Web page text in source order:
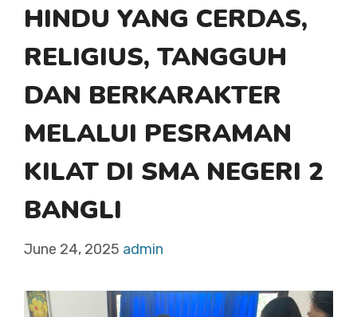
HINDU YANG CERDAS,
RELIGIUS, TANGGUH
DAN BERKARAKTER
MELALUI PESRAMAN
KILAT DI SMA NEGERI 2
BANGLI
June 24, 2025 admin